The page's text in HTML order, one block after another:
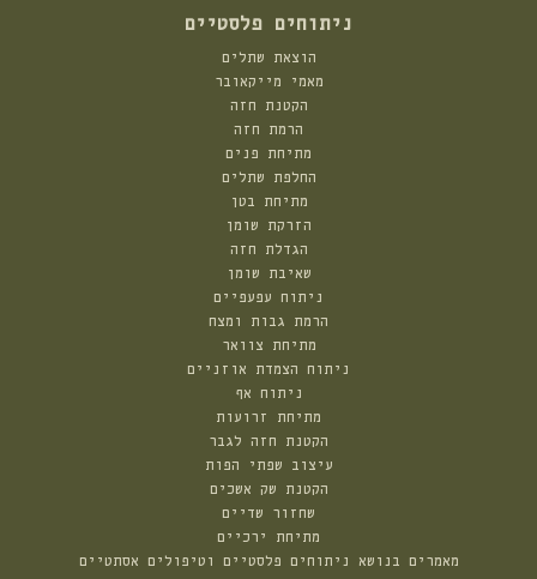
ניתוחים פלסטיים
הוצאת שתלים
מאמי מייקאובר
הקטנת חזה
הרמת חזה
מתיחת פנים
החלפת שתלים
מתיחת בטן
הזרקת שומן
הגדלת חזה
שאיבת שומן
ניתוח עפעפיים
הרמת גבות ומצח
מתיחת צוואר
ניתוח הצמדת אוזניים
ניתוח אף
מתיחת זרועות
הקטנת חזה לגבר
עיצוב שפתי הפות
הקטנת שק אשכים
שחזור שדיים
מתיחת ירכיים
מאמרים בנושא ניתוחים פלסטיים וטיפולים אסתטיים